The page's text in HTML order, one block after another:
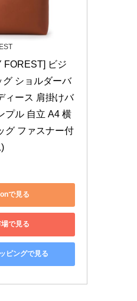
FOREST] ビジ
グ ショルダーバ
ィース 肩掛けバ
プル 自立 A4 横
グ ファスナー付
で見る
で見る
ピングで見る